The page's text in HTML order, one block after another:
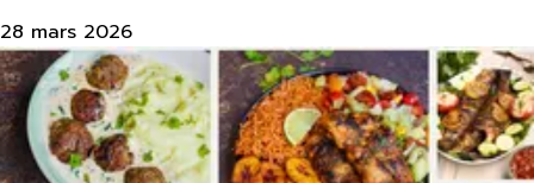
28 mars 2026